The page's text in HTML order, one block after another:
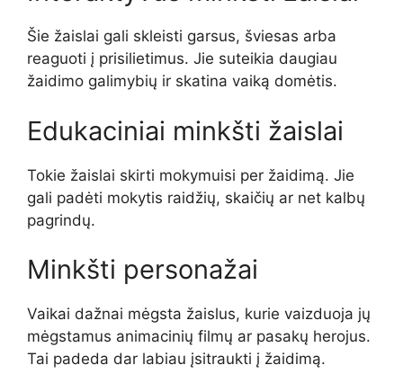
Šie žaislai gali skleisti garsus, šviesas arba
reaguoti į prisilietimus. Jie suteikia daugiau
žaidimo galimybių ir skatina vaiką domėtis.
Edukaciniai minkšti žaislai
Tokie žaislai skirti mokymuisi per žaidimą. Jie
gali padėti mokytis raidžių, skaičių ar net kalbų
pagrindų.
Minkšti personažai
Vaikai dažnai mėgsta žaislus, kurie vaizduoja jų
mėgstamus animacinių filmų ar pasakų herojus.
Tai padeda dar labiau įsitraukti į žaidimą.